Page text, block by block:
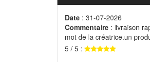
Date : 31-07-2026
Commentaire : livraison
mot de la créatrice.un
5 / 5 :